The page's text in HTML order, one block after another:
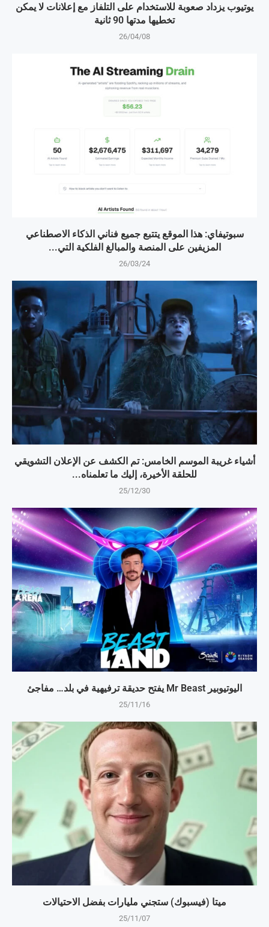
يوتيوب يزداد صعوبة للاستخدام على التلفاز مع إعلانات لا يمكن
تخطيها مدتها 90 ثانية
26/04/08
سبوتيفاي: هذا الموقع يتتبع جميع فناني الذكاء الاصطناعي
المزيفين على المنصة والمبالغ الفلكية التي...
26/03/24
أشياء غريبة الموسم الخامس: تم الكشف عن الإعلان التشويقي
للحلقة الأخيرة، إليك ما تعلمناه...
25/12/30
اليوتيوبير Mr Beast يفتح حديقة ترفيهية في بلد… مفاجئ
25/11/16
ميتا (فيسبوك) ستجني مليارات بفضل الاحتيالات
25/11/07